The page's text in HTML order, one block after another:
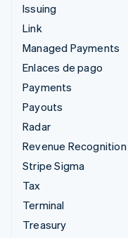
Issuing
Link
Managed Payments
Enlaces de pago
Payments
Payouts
Radar
Revenue Recognition
Stripe Sigma
Tax
Terminal
Treasury